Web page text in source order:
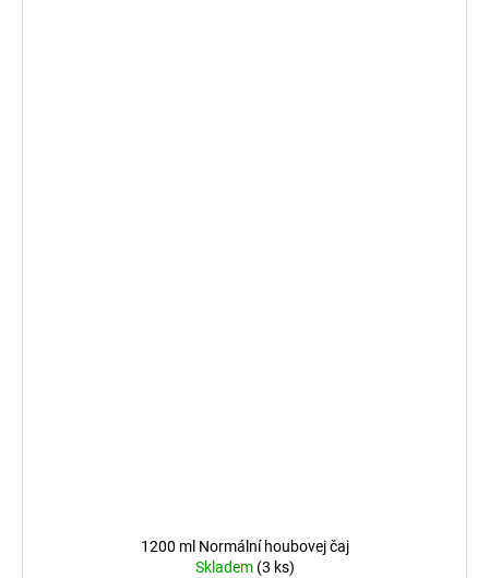
1200 ml Normální houbovej čaj
Skladem (3 ks)